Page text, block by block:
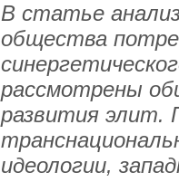
В статье
общества
рассмотрены
развития элит.
идеологии,